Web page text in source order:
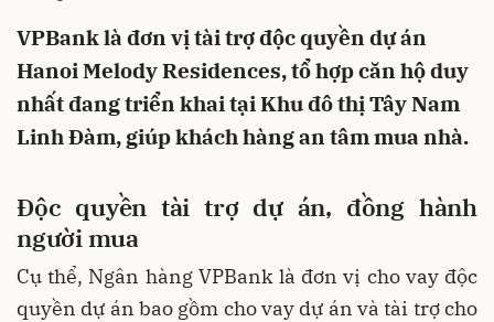
VPBank là đơn vị tài trợ độc quyền dự án
Hanoi Melody Residences, tổ hợp căn hộ duy
nhất đang triển khai tại Khu đô thị Tây Nam
Linh Đàm, giúp khách hàng an tâm mua nhà.
Độc quyền tài trợ dự án, đồng hành
người mua
Cụ thể, Ngân hàng VPBank là đơn vị cho vay độc
quyền dự án bao gồm cho vay dự án và tài trợ cho
Hủy